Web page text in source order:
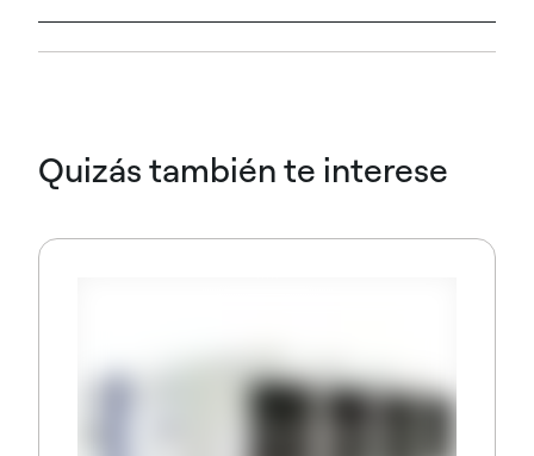
Quizás también te interese